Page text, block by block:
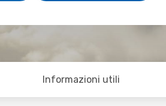
Informazioni utili